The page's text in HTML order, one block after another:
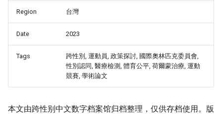
Region 台灣
Date 2023
Tags
跨性別, 運動員, 政策探討, 國際奧林匹克委員會,
性別認同, 醫療檢測, 體育公平, 荷爾蒙治療, 運動
競賽, 學術論文
本文由跨性别中文数字档案馆归档整理，仅供存档使用。版